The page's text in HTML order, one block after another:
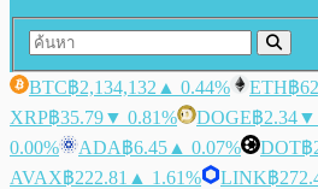
BTC฿2,134,132 ▲ 0.44% ETH฿
XRP฿35.79▼ 0.81% DOGE฿2.34▼
0.00%
ADA฿6.45 ▲ 0.07% DOT฿
AVAX฿222.81 ▲ 1.61% LINK฿